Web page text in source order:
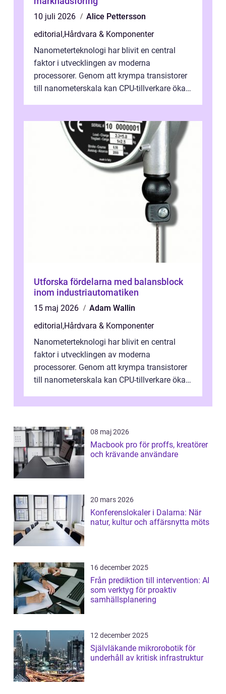
10 juli 2026
Alice Pettersson
editorial,Hårdvara & Komponenter
Nanometerteknologi har blivit en central
faktor i utvecklingen av moderna
processorer. Genom att krympa transistorer
till nanometerskala kan CPU-tillverkare öka
Utforska fördelarna med balansblock
inom industriautomatiken
15 maj 2026
Adam Wallin
editorial,Hårdvara & Komponenter
Nanometerteknologi har blivit en central
faktor i utvecklingen av moderna
processorer. Genom att krympa transistorer
till nanometerskala kan CPU-tillverkare öka
08 maj 2026
Macbook pro för proffs, kreatörer
och krävande användare
20 mars 2026
Konferenslokaler i Dalarna: När
natur, kultur och affärsnytta möts
16 december 2025
Från prediktion till intervention: AI
som verktyg för proaktiv
samhällsplanering
12 december 2025
Självläkande mikrorobotik för
underhåll av kritisk infrastruktur